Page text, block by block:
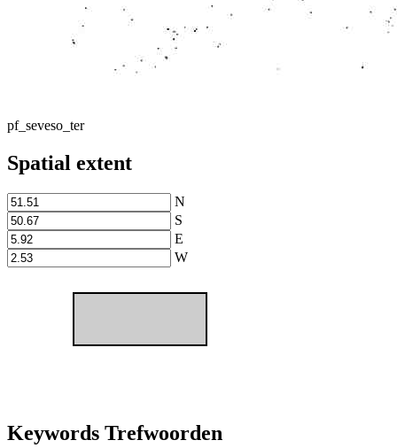
pf_seveso_ter
Spatial extent
N
S
E
W
Keywords Trefwoorden